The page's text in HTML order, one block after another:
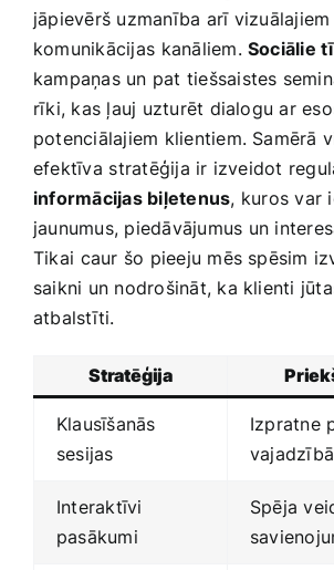
jāpievērš uzmanība ⁤arī
komunikācijas ⁢kanāliem.Sociālie⁤
kampaņas ​un pat tiešsaistes
rīki, kas ļauj uzturēt dialogu ar
potenciālajiem klientiem.‍ Samērā
efektīva ⁢stratēģija ir izveidot
informācijas biļetenus, ⁢kuros var
jaunumus, piedāvājumus un⁣
Tikai⁣ caur šo pieeju mēs spēsim
saikni un nodrošināt, ka klienti
atbalstīti.⁤
Stratēģija
Klausīšanās
sesijas
Izpratne
Interaktīvi
pasākumi
Spēja